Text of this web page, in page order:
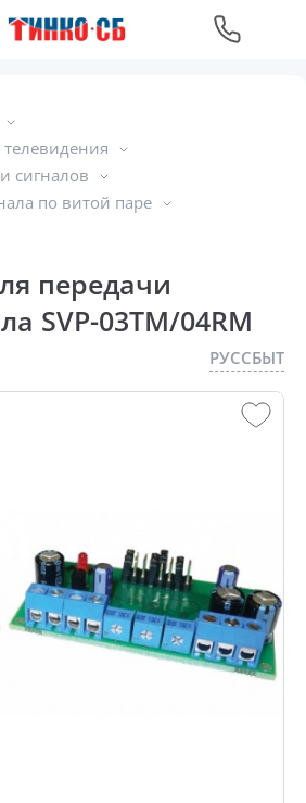
сигналов
по витой паре
передачи
SVP-03TM/04RM
РУССБЫТ